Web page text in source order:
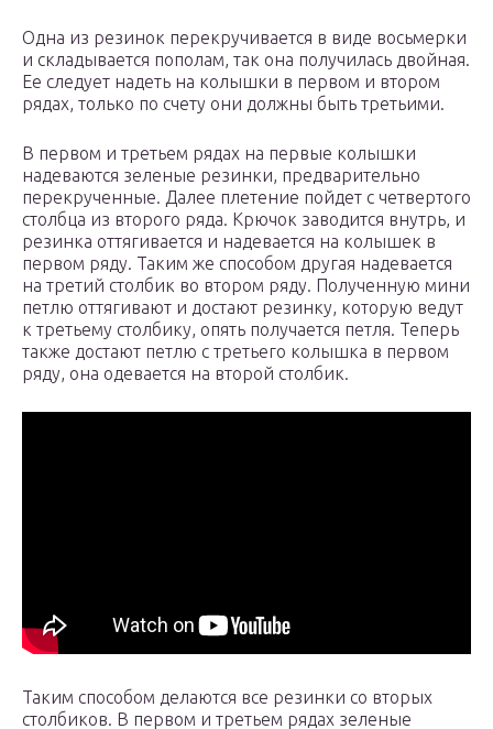
Одна из резинок перекручивается в виде восьмерки
и складывается пополам, так она получилась двойная.
Ее следует надеть на колышки в первом и втором
рядах, только по счету они должны быть третьими.
В первом и третьем рядах на первые колышки
надеваются зеленые резинки, предварительно
перекрученные. Далее плетение пойдет с четвертого
столбца из второго ряда. Крючок заводится внутрь, и
резинка оттягивается и надевается на колышек в
первом ряду. Таким же способом другая надевается
на третий столбик во втором ряду. Полученную мини
петлю оттягивают и достают резинку, которую ведут
к третьему столбику, опять получается петля. Теперь
также достают петлю с третьего колышка в первом
ряду, она одевается на второй столбик.
Таким способом делаются все резинки со вторых
столбиков. В первом и третьем рядах зеленые